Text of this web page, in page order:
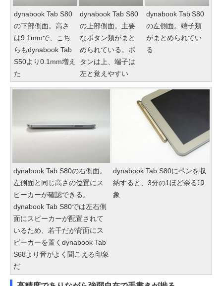
dynabook Tab S80
の下部側面。高さ
は9.1mmで、こち
らもdynabook Tab
S50より0.1mm増え
た
dynabook Tab S80
の上部側面。主要
なボタン類がまと
められている。ボ
タンは上、端子は
左と覚えやすい
dynabook Tab S80
の左側面。端子類
がまとめられてい
る
dynabook Tab S80の右側面。
左側面と同じ高さの位置にス
ピーカーが確認できる。
dynabook Tab S80では左右側
面にスピーカーが配置されて
いるため、若干だが背面にス
ピーカーを置くdynabook Tab
S68より音がよく聞こえる印象
だ
dynabook Tab S80にペンを収
納すると、3分の1ほど余る印
象